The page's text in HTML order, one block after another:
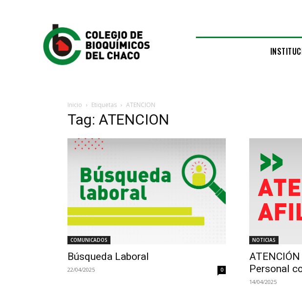
Inicio Etiquetas ATENCION
Tag: ATENCION
COMUNICADOS
Búsqueda Laboral
22/04/2025 0
NOTICIAS
Personal
14/04/2025